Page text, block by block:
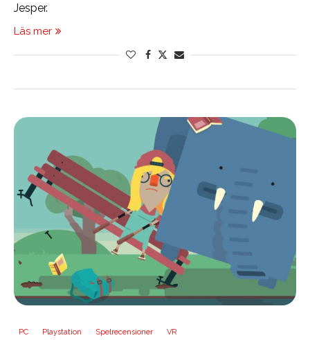
Jesper.
Läs mer
PC Playstation Spelrecensioner VR